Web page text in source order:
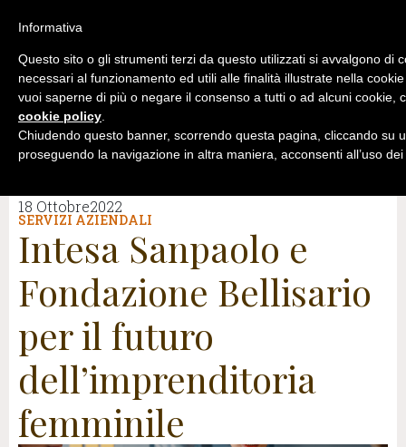
18 Ottobre2022
SERVIZI AZIENDALI
Intesa Sanpaolo e
Fondazione Bellisario
per il futuro
dell’imprenditoria
femminile
Informativa
Questo sito o gli strumenti terzi da questo utilizzati si avvalgono di
necessari al funzionamento ed utili alle finalità illustrate nella
vuoi saperne di più o negare il consenso a tutti o ad alcuni cookie,
cookie policy.
Chiudendo questo banner, scorrendo questa pagina, cliccando su
proseguendo la navigazione in altra maniera, acconsenti all’uso